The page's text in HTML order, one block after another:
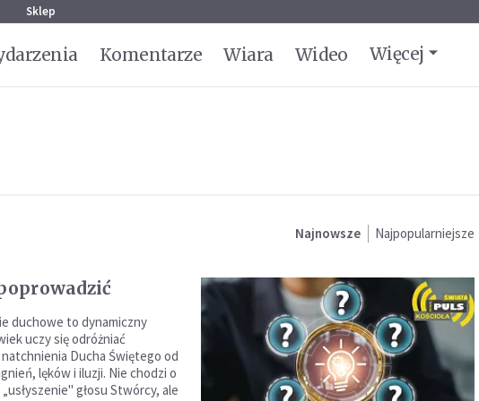
Sklep
Komentarze Wiara Wideo Więcej
Najnowsze Najpopularniejsze
duchowe to dynamiczny
uczy się odróżniać
Ducha Świętego od
lęków i iluzji. Nie chodzi o
głosu Stwórcy, ale